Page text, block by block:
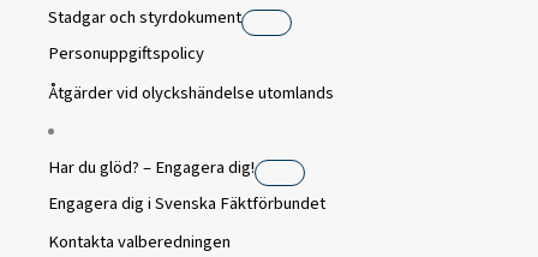
Stadgar och styrdokument
Personuppgiftspolicy
Åtgärder vid olyckshändelse utomlands
Har du glöd? – Engagera dig!
Engagera dig i Svenska Fäktförbundet
Kontakta valberedningen